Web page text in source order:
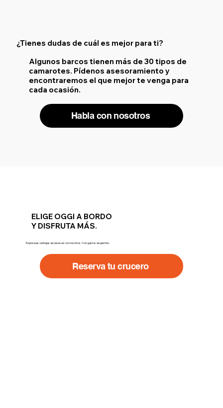
¿Tienes dudas de cuál es mejor para ti?
Algunos barcos tienen más de 30 tipos de
camarotes. Pídenos asesoramiento y
encontraremos el que mejor te venga para
cada ocasión.
Habla con nosotros
ELIGE OGGI A BORDO
Y DISFRUTA MÁS.
Explora las ventajas de reservar con nosotros. Y sin gastos de gestión.
Reserva tu crucero